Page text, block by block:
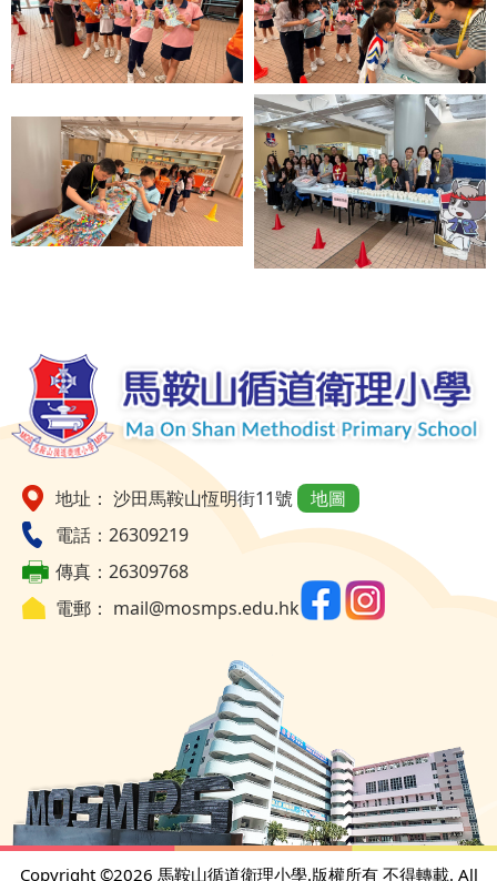
地址： 沙田馬鞍山恆明街11號
地圖
電話：26309219
傳真：26309768
電郵： mail@mosmps.edu.hk
Copyright ©2026 馬鞍山循道衛理小學.版權所有 不得轉載. All